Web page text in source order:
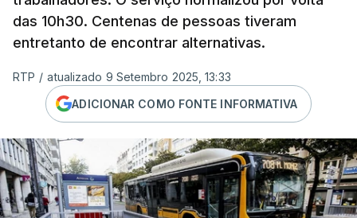
das 10h30. Centenas de pessoas tiveram
entretanto de encontrar alternativas.
RTP / atualizado 9 Setembro 2025, 13:33
ADICIONAR COMO FONTE INFORMATIVA